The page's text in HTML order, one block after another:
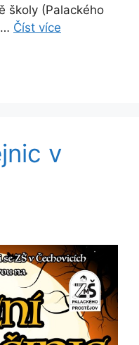
školy (Palackého
Číst více
v